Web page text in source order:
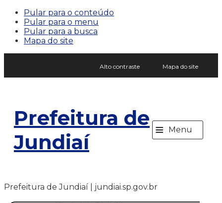
Pular para o conteúdo
Pular para o menu
Pular para a busca
Mapa do site
Alto contraste Mapa do site
Prefeitura de
Jundiaí
≡ Menu
Prefeitura de Jundiaí | jundiai.sp.gov.br